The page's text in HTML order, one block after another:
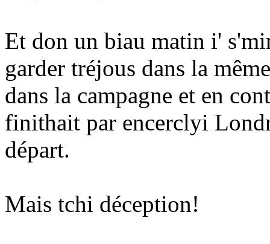
Et don un biau matin i'
garder tréjous dans la
dans la campagne et en
finithait par encerclyi
départ.
Mais tchi déception!